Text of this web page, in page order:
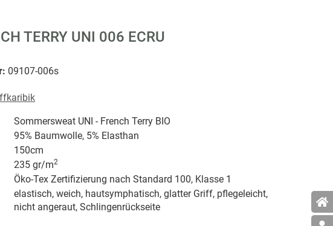
TERRY UNI 006 ECRU
09107-006s
Sommersweat UNI - French Terry BIO
95% Baumwolle, 5% Elasthan
150cm
235 gr/m2
Öko-Tex Zertifizierung nach Standard 100, Klasse 1
elastisch, weich, hautsymphatisch, glatter Griff, pflegeleicht,
nicht angeraut, Schlingenrückseite